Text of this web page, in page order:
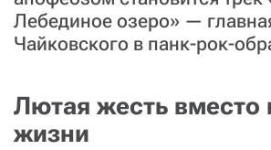
Лебединое озеро» —
Чайковского в панк-рок-
Лютая жесть вместо
жизни